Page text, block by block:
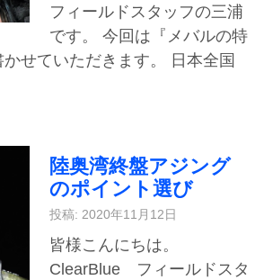
フィールドスタッフの三浦
です。 今回は『メバルの特
せていただきます。 日本全国
陸奥湾終盤アジング
のポイント選び
投稿: 2020年11月12日
皆様こんにちは。
ClearBlue フィールドスタ